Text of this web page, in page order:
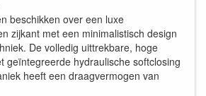
beschikken over een luxe
zijkant met een minimalistisch design
De volledig uittrekbare, hoge
geïntegreerde hydraulische softclosing
heeft een draagvermogen van